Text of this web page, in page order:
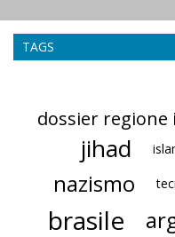
TAGS
dossier regione
jihad
nazismo
brasile